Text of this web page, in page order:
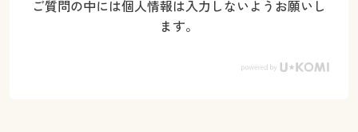
ご質問の中には個人情報は入力しないようお願いし
ます。